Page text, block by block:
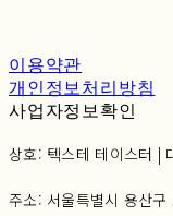
이용약관
개인정보처리방침
사업자정보확인
상호: 텍스테 테이스터 |
주소: 서울특별시 용산